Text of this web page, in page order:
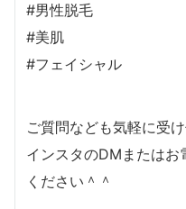
#男性脱毛
#美肌
#フェイシャル
ご質問なども気軽に受け
インスタのDMまたは
ください＾＾